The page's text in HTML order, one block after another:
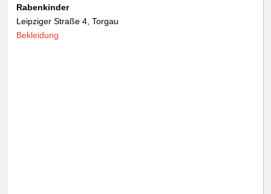
Rabenkinder
Leipziger Straße 4, Torgau
Bekleidung